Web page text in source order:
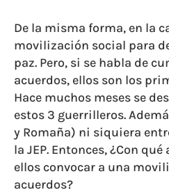
De la misma forma, en la
movilización social para
paz. Pero, si se habla de
acuerdos, ellos son los
Hace muchos meses se
estos 3 guerrilleros.
y Romaña) ni siquiera
la JEP. Entonces, ¿Con
ellos convocar a una
acuerdos?